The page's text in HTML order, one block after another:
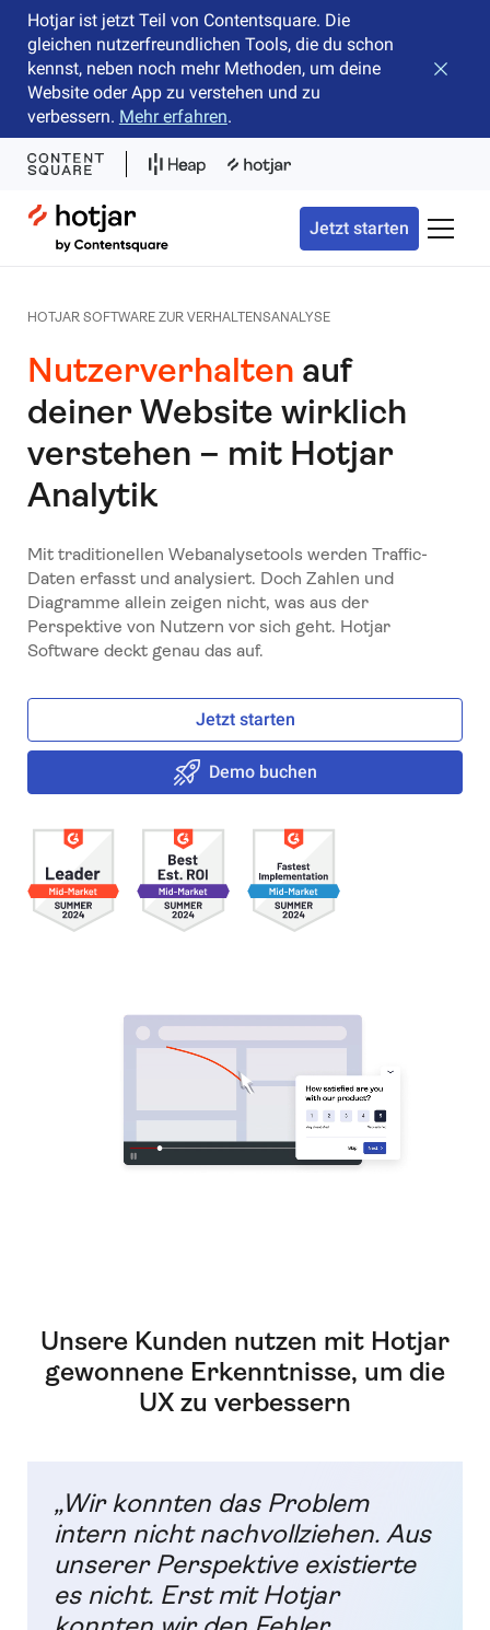
Hotjar ist jetzt Teil von Contentsquare. Die
gleichen nutzerfreundlichen Tools, die du schon
kennst, neben noch mehr Methoden, um deine
Website oder App zu verstehen und zu
verbessern. Mehr erfahren.
Hotjar Logo
Jetzt starten
HOTJAR SOFTWARE ZUR VERHALTENSANALYSE
Nutzerverhalten auf
deiner Website wirklich
verstehen – mit Hotjar
Analytik
Mit traditionellen Webanalysetools werden Traffic-
Daten erfasst und analysiert. Doch Zahlen und
Diagramme allein zeigen nicht, was aus der
Perspektive von Nutzern vor sich geht. Hotjar
Software deckt genau das auf.
Jetzt starten
Demo buchen
Unsere Kunden nutzen mit Hotjar
gewonnene Erkenntnisse, um die
UX zu verbessern
„Wir konnten das Problem
intern nicht nachvollziehen. Aus
unserer Perspektive existierte
es nicht. Erst mit Hotjar